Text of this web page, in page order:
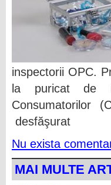
inspectorii OPC.
la puricat de
Consumatorilor
desfăşurat
Nu exista
MAI MULTE